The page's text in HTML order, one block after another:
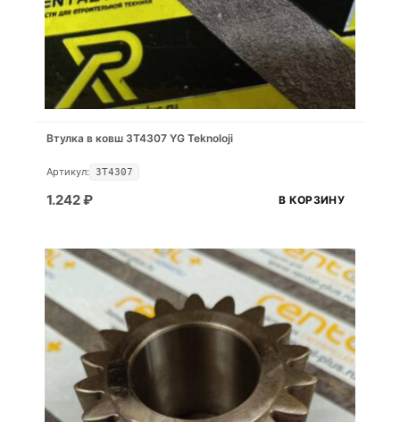
Втулка в ковш 3T4307 YG Teknoloji
Артикул: 3T4307
1.242₽ В КОРЗИНУ